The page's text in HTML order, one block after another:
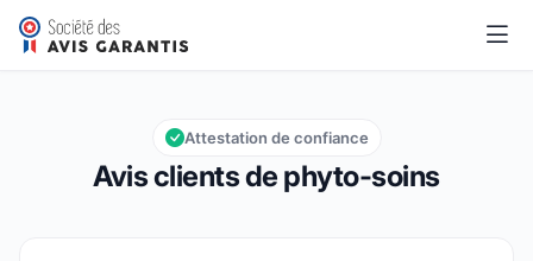
phyto-soins
Note globale : 9,4 sur 10
9,4/10
Avis clients de phyto-soins
Attestation de confiance